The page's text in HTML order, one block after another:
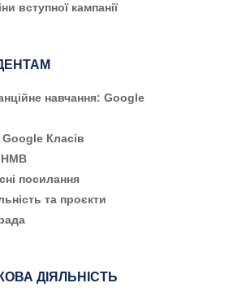
вступної кампанії
навчання: Google
Класів
НМВ
посилання
та проєкти
ДІЯЛЬНІСТЬ